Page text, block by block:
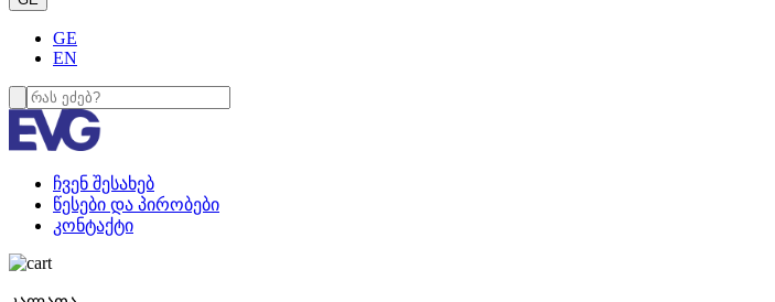
GE
EN
ჩვენ შესახებ
წესები და პირობები
კონტაქტი